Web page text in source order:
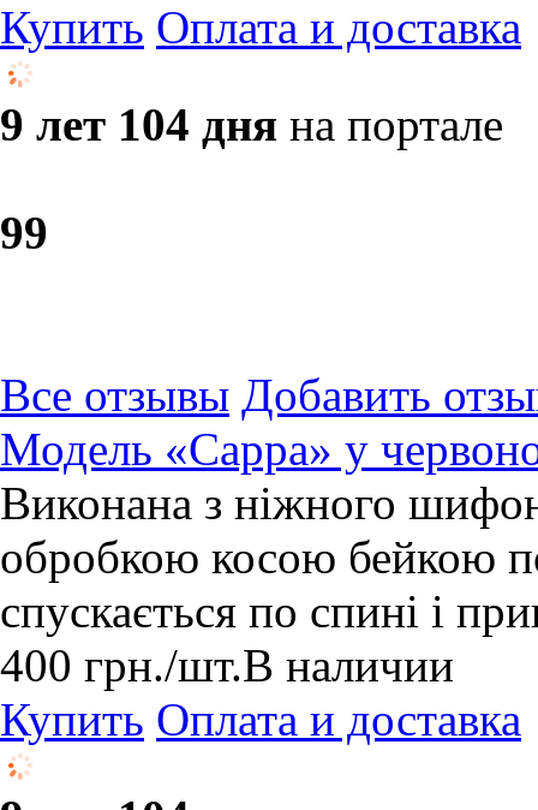
Купить Оплата и доставка
9 лет 104 дня на портале
99
Все отзывы Добавить
Модель «Сарра» у
Виконана з ніжного
обробкою косою бейкою
спускається по спині і
400 грн./шт.В наличии
Купить Оплата и доставка